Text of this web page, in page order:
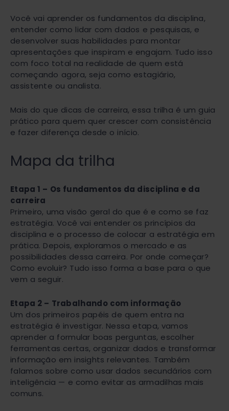
Você vai aprender os fundamentos da disciplina,
entender como lidar com dados e pesquisas, e
desenvolver suas habilidades para montar
apresentações que inspiram e engajam. Tudo isso
com foco total na realidade de quem está
começando agora, seja como estagiário,
assistente ou analista.
Mais do que dicas de carreira, essa trilha é um guia
prático para quem quer crescer com consistência
e fazer diferença desde o início.
Mapa da trilha
Etapa 1 – Os fundamentos da disciplina e da
carreira
Primeiro, uma visão geral do que é e como se faz
estratégia. Você vai entender os princípios da
disciplina e o processo de colocar a estratégia em
prática. Depois, exploramos o mercado e as
possibilidades dessa carreira. Por onde começar?
Como evoluir? Tudo isso forma a base para o que
vem a seguir.
Etapa 2 – Trabalhando com informação
Um dos primeiros papéis de quem entra na
estratégia é investigar. Nessa etapa, vamos
aprender a formular boas perguntas, escolher
ferramentas certas, organizar dados e transformar
informação em insights relevantes. Também
falamos sobre como usar dados secundários com
inteligência — e como evitar as armadilhas mais
comuns.